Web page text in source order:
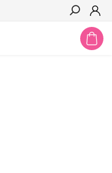
Hledat